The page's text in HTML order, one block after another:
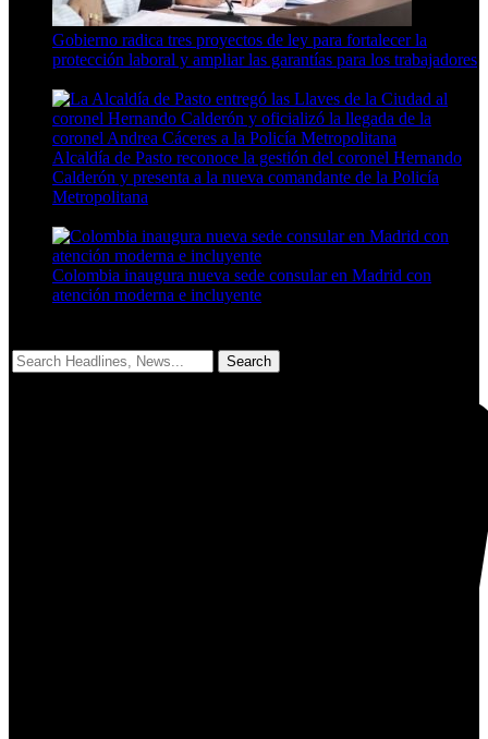
Gobierno radica tres proyectos de ley para fortalecer la
protección laboral y ampliar las garantías para los trabajadores
Alcaldía de Pasto reconoce la gestión del coronel Hernando
Calderón y presenta a la nueva comandante de la Policía
Metropolitana
Colombia inaugura nueva sede consular en Madrid con
atención moderna e incluyente